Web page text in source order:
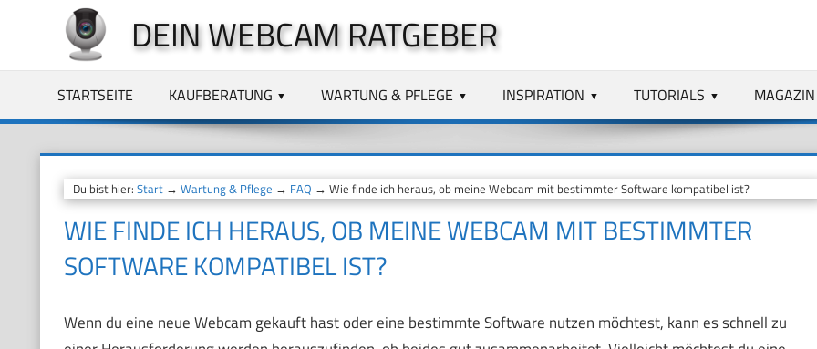
springen
DEIN WEBCAM RATGEBER
STARTSEITE KAUFBERATUNG WARTUNG & PFLEGE INSPIRATION TUTORIALS MAGAZIN
Du bist hier: Start→ Wartung & Pflege → FAQ → Wie finde ich heraus, ob meine Webcam mit bestimmter Software kompatibel ist?
WIE FINDE ICH HERAUS, OB MEINE WEBCAM MIT BESTIMMTER
SOFTWARE KOMPATIBEL IST?
Wenn du eine neue Webcam gekauft hast oder eine bestimmte Software nutzen möchtest, kann es schnell zu